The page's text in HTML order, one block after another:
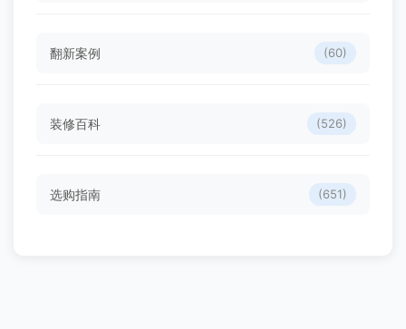
翻新案例 (60)
装修百科 (526)
选购指南 (651)